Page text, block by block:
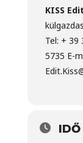
KISS Edit
Tel: + 39
5735 E-
IDŐ